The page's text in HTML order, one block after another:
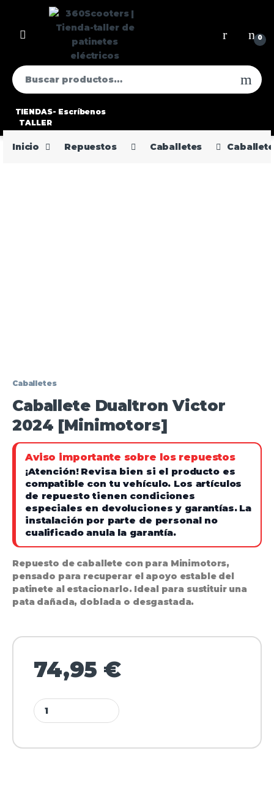
0
TIENDAS-
TALLER
Escríbenos
Inicio Repuestos Caballetes
Caballetes
Caballete Dualtron Victor
2024 [Minimotors]
Aviso importante sobre los repuestos
¡Atención! Revisa bien si el producto es
compatible con tu vehículo. Los artículos
de repuesto tienen condiciones
especiales en devoluciones y garantías. La
instalación por parte de personal no
cualificado anula la garantía.
Repuesto de caballete con para Minimotors,
pensado para recuperar el apoyo estable del
patinete al estacionarlo. Ideal para sustituir una
pata dañada, doblada o desgastada.
74,95 €